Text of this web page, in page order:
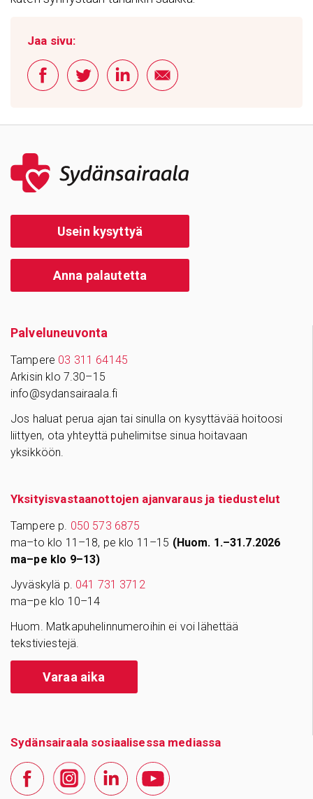
Jaa sivu:
Usein kysyttyä
Anna palautetta
Palve­lu­neu­vonta
Tampere 03 311 64145
Arkisin klo 7.30–15
info@sydansairaala.fi
Jos haluat perua ajan tai sinulla on kysyttävää hoitoosi
liittyen, ota yhteyttä puhelimitse sinua hoitavaan
yksikköön.
Yksityisvastaanottojen ajanvaraus ja tiedustelut
Tampere p. 050 573 6875
ma–to klo 11–18, pe klo 11–15 (Huom. 1.–31.7.2026
ma–pe klo 9–13)
Jyväskylä p. 041 731 3712
ma–pe klo 10–14
Huom. Matkapuhelinnumeroihin ei voi lähettää
tekstiviestejä.
Varaa aika
Sydänsairaala sosiaalisessa mediassa